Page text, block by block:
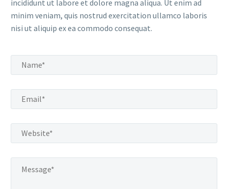
incididunt ut labore et dolore magna aliqua. Ut enim ad
minim veniam, quis nostrud exercitation ullamco laboris
nisi ut aliquip ex ea commodo consequat.